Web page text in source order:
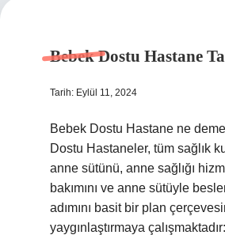
Bebek Dostu Hastane
Tarih: Eylül 11, 2024
Bebek Dostu Hastane ne
Dostu Hastaneler, tüm sağlık
anne sütünü, anne sağlığı
bakımını ve anne sütüyle
adımını basit bir plan
yaygınlaştırmaya